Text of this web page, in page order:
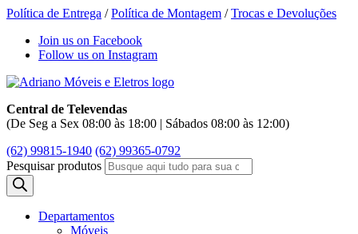
Política de Entrega /Política de Montagem /Trocas e Devoluções
Join us on Facebook
Follow us on Instagram
Central de Televendas
(De Seg a Sex 08:00 às 18:00 | Sábados 08:00 às 12:00)
(62) 99815-1940 (62) 99365-0792
Pesquisar produtos
Departamentos
Móveis